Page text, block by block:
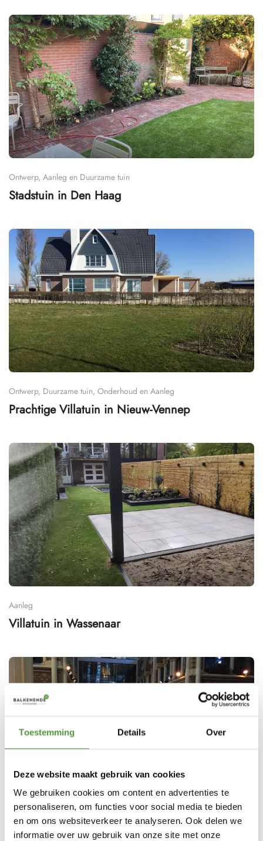
Toestemming Details Over
Deze website maakt gebruik van cookies
We gebruiken cookies om content en advertenties te
personaliseren, om functies voor social media te bieden
en om ons websiteverkeer te analyseren. Ook delen we
informatie over uw gebruik van onze site met onze
Ontwerp, Aanleg en Duurzame tuin
Stadstuin in Den Haag
Ontwerp, Duurzame tuin, Onderhoud en Aanleg
Prachtige Villatuin in Nieuw-Vennep
Aanleg
Villatuin in Wassenaar
Kunstgras en Aanleg